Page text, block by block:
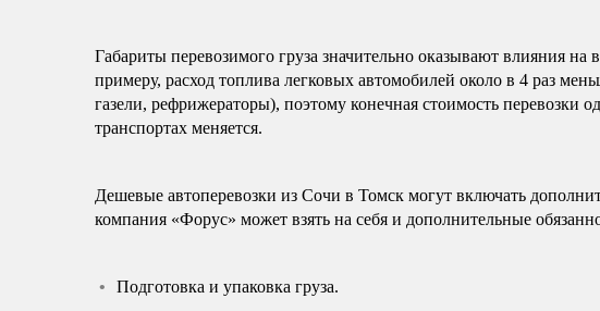
Габариты перевозимого груза значительно оказывают влияния на
примеру, расход топлива легковых автомобилей около в 4 раз
газели, рефрижераторы), поэтому конечная стоимость перевозки
транспортах меняется.
Дешевые автоперевозки из Сочи в Томск могут включать
компания «Форус» может взять на себя и дополнительные
Подготовка и упаковка груза.